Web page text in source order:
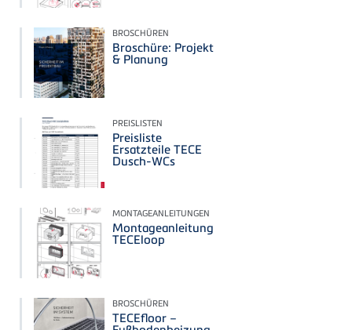
BROSCHÜREN
Broschüre: Projekt
& Planung
PREISLISTEN
Preisliste
Ersatzteile TECE
Dusch-WCs
MONTAGEANLEITUNGEN
Montageanleitung
TECEloop
BROSCHÜREN
TECEfloor –